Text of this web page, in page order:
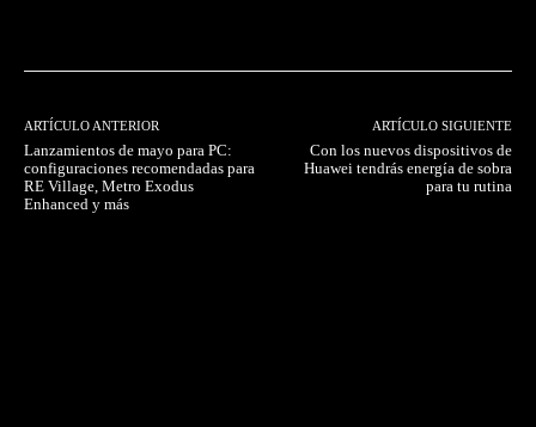
ARTÍCULO ANTERIOR
Lanzamientos de mayo para PC:
configuraciones recomendadas para
RE Village, Metro Exodus
Enhanced y más
ARTÍCULO SIGUIENTE
Con los nuevos dispositivos de
Huawei tendrás energía de sobra
para tu rutina